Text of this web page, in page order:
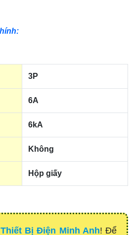
3P
6A
6kA
Không
Hộp giấy
Thiết Bị Điện Minh Anh! Để